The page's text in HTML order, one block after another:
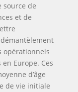
source de
et de
opérationnels
Europe. Ces
d’âge
de vie initiale